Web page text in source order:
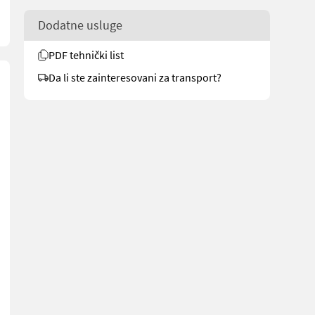
Dodatne usluge
PDF tehnički list
Da li ste zainteresovani za transport?